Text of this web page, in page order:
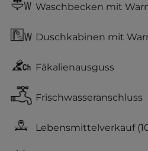
Waschbecken mit
Duschkabinen mit
Fäkalienausguss
Frischwasseranschluss
Lebensmittelverkauf